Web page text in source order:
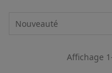
Nouveauté
Affichage